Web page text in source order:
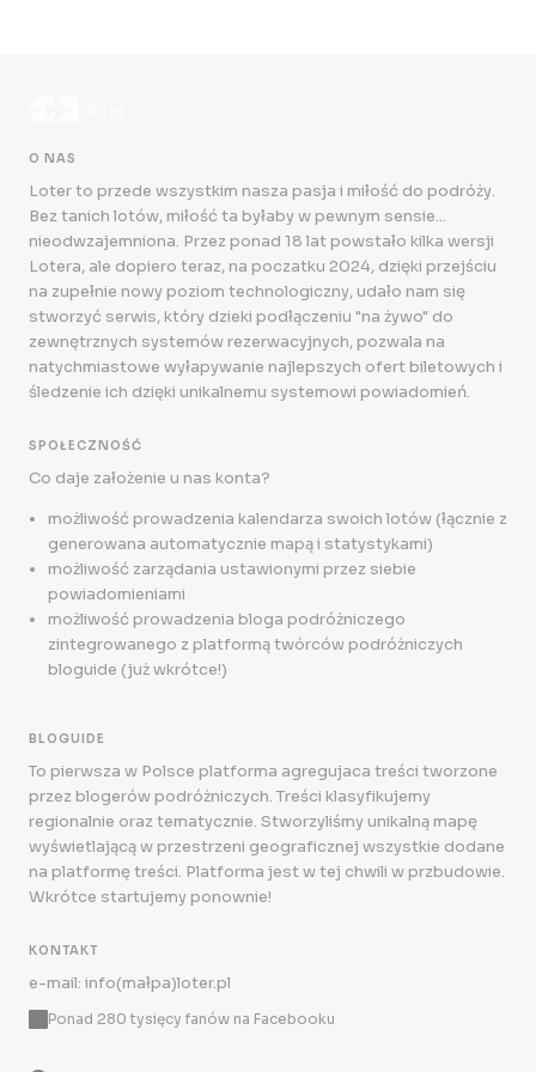
O NAS
Loter to przede wszystkim nasza pasja i miłość do podróży.
Bez tanich lotów, miłość ta byłaby w pewnym sensie...
nieodwzajemniona. Przez ponad 18 lat powstało kilka wersji
Lotera, ale dopiero teraz, na poczatku 2024, dzięki przejściu
na zupełnie nowy poziom technologiczny, udało nam się
stworzyć serwis, który dzieki podłączeniu "na żywo" do
zewnętrznych systemów rezerwacyjnych, pozwala na
natychmiastowe wyłapywanie najlepszych ofert biletowych i
śledzenie ich dzięki unikalnemu systemowi powiadomień.
SPOŁECZNOŚĆ
Co daje założenie u nas konta?
możliwość prowadzenia kalendarza swoich lotów (łącznie z
generowana automatycznie mapą i statystykami)
możliwość zarządania ustawionymi przez siebie
powiadomieniami
możliwość prowadzenia bloga podróżniczego
zintegrowanego z platformą twórców podróżniczych
bloguide (już wkrótce!)
BLOGUIDE
To pierwsza w Polsce platforma agregujaca treści tworzone
przez blogerów podróżniczych. Treści klasyfikujemy
regionalnie oraz tematycznie. Stworzyliśmy unikalną mapę
wyświetlającą w przestrzeni geograficznej wszystkie dodane
na platformę treści. Platforma jest w tej chwili w przbudowie.
Wkrótce startujemy ponownie!
KONTAKT
e-mail: info(małpa)loter.pl
Ponad 280 tysięcy fanów na Facebooku